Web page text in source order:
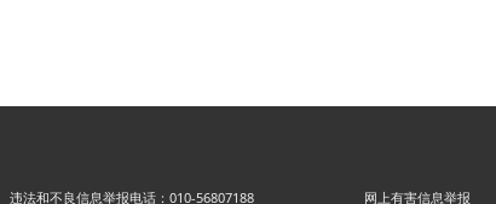
违法和不良信息举报电话：010-56807188 网上有害信息举报